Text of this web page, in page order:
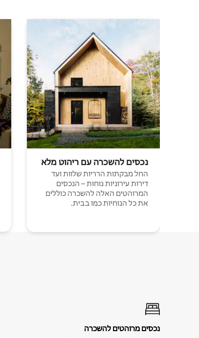
נכסים להשכרה עם ריהוט מלא
החל מבקתות הרריות שלוות ועד
דירות עירוניות נוחות – הנכסים
המרוהטים האלה להשכרה כוללים
את כל הנוחיות כמו בבית.
נכסים מרוהטים להשכרה